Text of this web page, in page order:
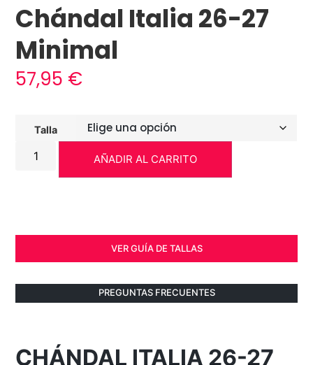
Chándal Italia 26-27
Minimal
57,95 €
Talla
AÑADIR AL CARRITO
VER GUÍA DE TALLAS
PREGUNTAS FRECUENTES
CHÁNDAL ITALIA 26-27